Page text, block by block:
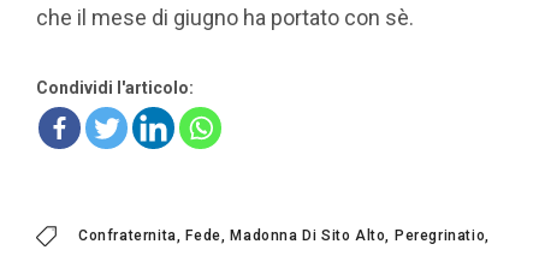
che il mese di giugno ha portato con sè.
Condividi l'articolo:
Confraternita Fede Madonna Di Sito Alto
Peregrinatio